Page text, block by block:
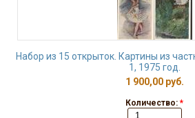
Набор из 15 открыток. Картины из
1, 1975 год.
1 900,00 руб.
Количество: *